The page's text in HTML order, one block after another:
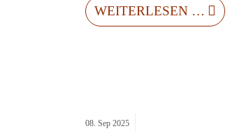
WEITERLESEN …
08. Sep 2025